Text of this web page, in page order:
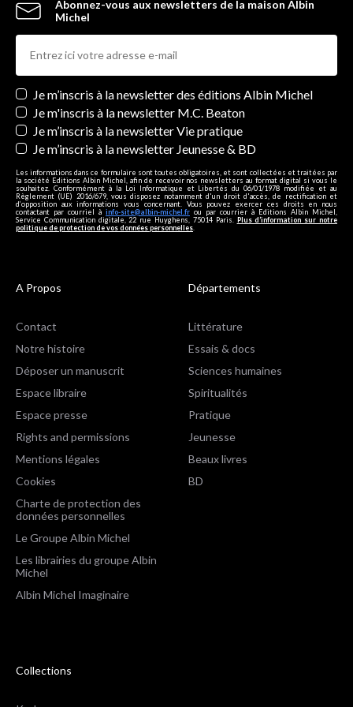
Abonnez-vous aux newsletters de la maison Albin
Michel
Newsletters
Je m’inscris à la newsletter des éditions Albin Michel
Je m'inscris à la newsletter M.C. Beaton
Je m’inscris à la newsletter Vie pratique
Je m’inscris à la newsletter Jeunesse & BD
Les informations dans ce formulaire sont toutes obligatoires, et sont collectées et traitées par
la société Editions Albin Michel, afin de recevoir nos newsletters au format digital si vous le
souhaitez. Conformément à la Loi Informatique et Libertés du 06/01/1978 modifiée et au
Règlement (UE) 2016/679, vous disposez notamment d'un droit d'accès, de rectification et
d’opposition aux informations vous concernant. Vous pouvez exercer ces droits en nous
contactant par courriel à info-site@albin-michel.fr ou par courrier à Editions Albin Michel,
Service Communication digitale, 22 rue Huyghens, 75014 Paris. Plus d’information sur notre
politique de protection de vos données personnelles
A Propos
Contact
Notre histoire
Déposer un manuscrit
Espace libraire
Espace presse
Rights and permissions
Mentions légales
Cookies
Charte de protection des
données personnelles
Le Groupe Albin Michel
Les librairies du groupe Albin
Michel
Albin Michel Imaginaire
Départements
Littérature
Essais & docs
Sciences humaines
Spiritualités
Pratique
Jeunesse
Beaux livres
BD
Collections